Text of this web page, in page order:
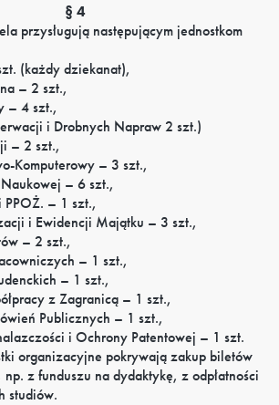
§ 4
przysługują następującym jednostkom
(każdy dziekanat),
– 2 szt.,
– 4 szt.,
i Drobnych Napraw 2 szt.)
– 2 szt.,
Komputerowy – 3 szt.,
– 6 szt.,
PPOŻ. – 1 szt.,
i Ewidencji Majątku – 3 szt.,
– 2 szt.,
– 1 szt.,
– 1 szt.,
z Zagranicą – 1 szt.,
Publicznych – 1 szt.,
i Ochrony Patentowej – 1 szt.
organizacyjne pokrywają zakup biletów
z funduszu na dydaktykę, z odpłatności
studiów.